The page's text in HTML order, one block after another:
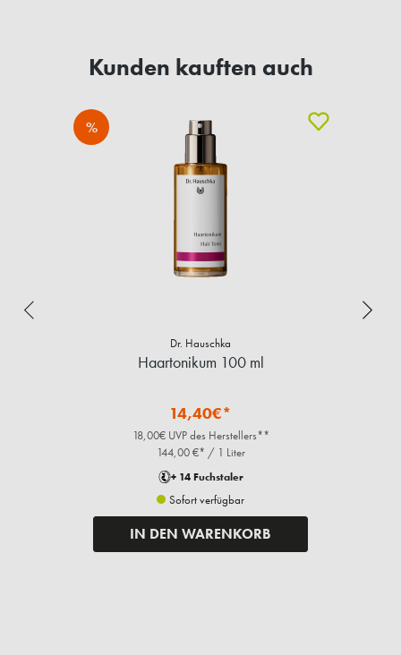
Kunden kauften auch
%
Dr. Hauschka
Haartonikum 100 ml
14,40€*
18,00€ UVP des Herstellers**
144,00 €* / 1 Liter
+ 14 Fuchstaler
Sofort verfügbar
IN DEN WARENKORB